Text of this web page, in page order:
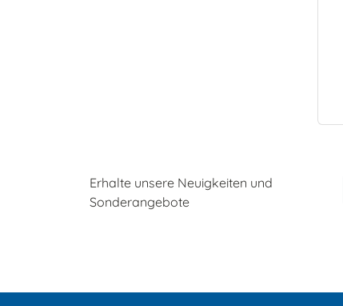
Erhalte unsere Neuigkeiten und
Sonderangebote